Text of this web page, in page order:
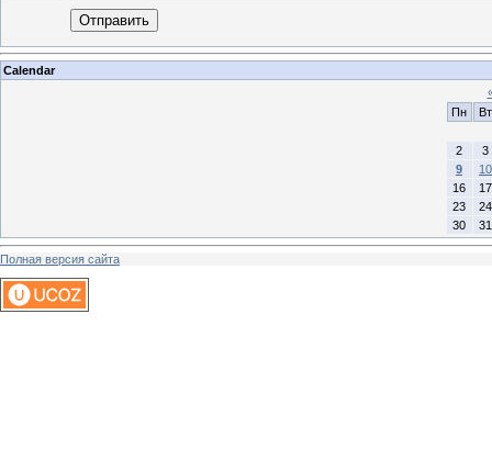
Отправить
Calendar
Пн
Вт
2
3
9
10
16
17
23
24
30
31
Полная версия сайта